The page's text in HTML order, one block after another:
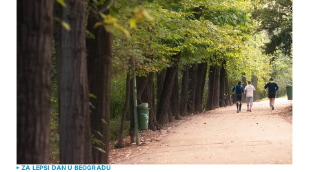
ZA LEPŠI DAN U BEOGRADU